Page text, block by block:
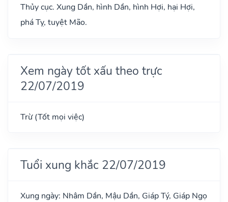
Thủy cục. Xung Dần, hình Dần, hình Hợi, hại Hợi,
phá Tỵ, tuyệt Mão.
Xem ngày tốt xấu theo trực
22/07/2019
Trừ (Tốt mọi việc)
Tuổi xung khắc 22/07/2019
Xung ngày: Nhâm Dần, Mậu Dần, Giáp Tý, Giáp Ngọ